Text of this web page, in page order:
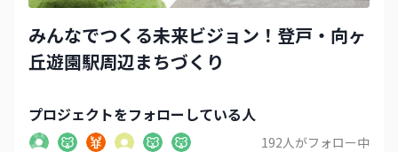
みんなでつくる未来ビジョン！登戸・向ヶ
丘遊園駅周辺まちづくり
プロジェクトをフォローしている人
192人がフォロー中